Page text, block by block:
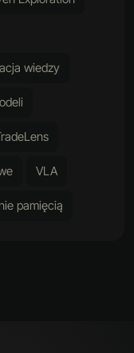
wiedzy
VLA
pamięcią